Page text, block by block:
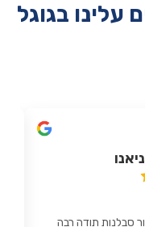
עלינו בגוגל
סבלנות תודה רבה